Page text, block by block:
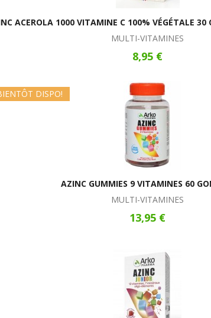
ACEROLA 1000 VITAMINE C 100% VÉGÉTALE 30
MULTI-VITAMINES
8,95 €
DISPO!
AZINC GUMMIES 9 VITAMINES 60
MULTI-VITAMINES
13,95 €